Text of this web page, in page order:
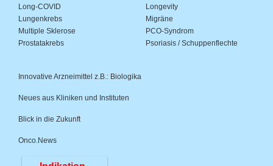
Long-COVID
Longevity
Lungenkrebs
Migräne
Multiple Sklerose
PCO-Syndrom
Prostatakrebs
Psoriasis / Schuppenflechte
Innovative Arzneimittel z.B.: Biologika
Neues aus Kliniken und Instituten
Blick in die Zukunft
Onco.News